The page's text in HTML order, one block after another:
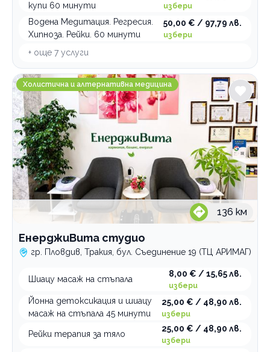
купи 60 минути
избери
Водена Медитация. Регресия.
Хипноза. Рейки. 60 минути
50,00 € / 97,79 лв.
избери
+ още 7 услуги
ЕнерджиВита студио
Холистична и алтернативна медицина
136 км
ЕнерджиВита студио
гр. Пловдив, Тракия, бул. Съединение 19 (ТЦ АРИМАГ)
Шиацу масаж на стъпала
8,00 € / 15,65 лв.
избери
Йонна детоксикация и шиацу
масаж на стъпала 45 минути
25,00 € / 48,90 лв.
избери
Рейки терапия за тяло
25,00 € / 48,90 лв.
избери